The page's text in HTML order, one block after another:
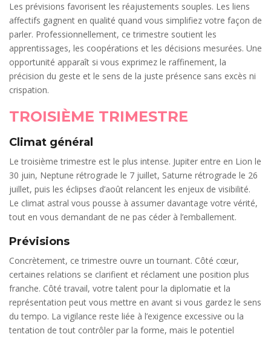
Les prévisions favorisent les réajustements souples. Les liens
affectifs gagnent en qualité quand vous simplifiez votre façon de
parler. Professionnellement, ce trimestre soutient les
apprentissages, les coopérations et les décisions mesurées. Une
opportunité apparaît si vous exprimez le raffinement, la
précision du geste et le sens de la juste présence sans excès ni
crispation.
TROISIÈME TRIMESTRE
Climat général
Le troisième trimestre est le plus intense. Jupiter entre en Lion le
30 juin, Neptune rétrograde le 7 juillet, Saturne rétrograde le 26
juillet, puis les éclipses d’août relancent les enjeux de visibilité.
Le climat astral vous pousse à assumer davantage votre vérité,
tout en vous demandant de ne pas céder à l’emballement.
Prévisions
Concrètement, ce trimestre ouvre un tournant. Côté cœur,
certaines relations se clarifient et réclament une position plus
franche. Côté travail, votre talent pour la diplomatie et la
représentation peut vous mettre en avant si vous gardez le sens
du tempo. La vigilance reste liée à l’exigence excessive ou la
tentation de tout contrôler par la forme, mais le potentiel